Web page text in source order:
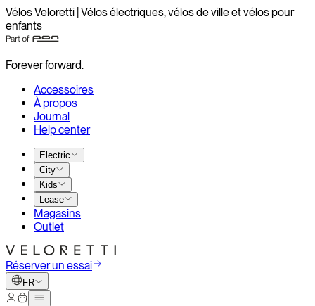
Vélos Veloretti | Vélos électriques, vélos de ville et vélos pour
enfants
Forever forward.
Accessoires
À propos
Journal
Help center
Electric
City
Kids
Lease
Magasins
Outlet
Réserver un essai
FR